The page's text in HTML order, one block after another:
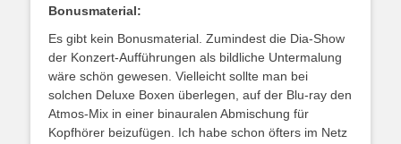
Bonusmaterial:
Es gibt kein Bonusmaterial. Zumindest die Dia-Show
der Konzert-Aufführungen als bildliche Untermalung
wäre schön gewesen. Vielleicht sollte man bei
solchen Deluxe Boxen überlegen, auf der Blu-ray den
Atmos-Mix in einer binauralen Abmischung für
Kopfhörer beizufügen. Ich habe schon öfters im Netz